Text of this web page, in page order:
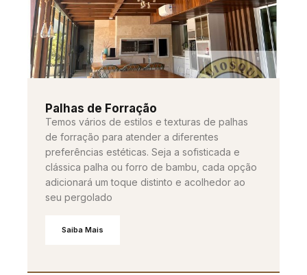
Palhas de Forração
Temos vários de estilos e texturas de palhas
de forração para atender a diferentes
preferências estéticas. Seja a sofisticada e
clássica palha ou forro de bambu, cada opção
adicionará um toque distinto e acolhedor ao
seu pergolado
Saiba Mais